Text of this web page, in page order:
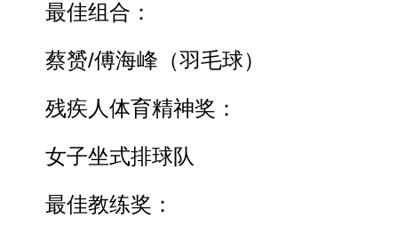
最佳组合：
蔡赟/傅海峰（羽毛球）
残疾人体育精神奖：
女子坐式排球队
最佳教练奖：